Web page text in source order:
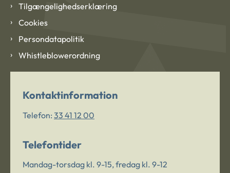
Tilgængelighedserklæring
Cookies
Persondatapolitik
Whistleblowerordning
Kontaktinformation
Telefon: 33 41 12 00
Telefontider
Mandag-torsdag kl. 9-15, fredag kl. 9-12